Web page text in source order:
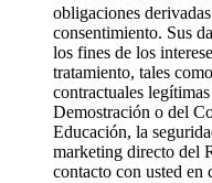
obligaciones
consentimiento. Sus
los fines de los
tratamiento, tales
contractuales
Demostración o del
Educación, la
marketing directo del
contacto con usted en